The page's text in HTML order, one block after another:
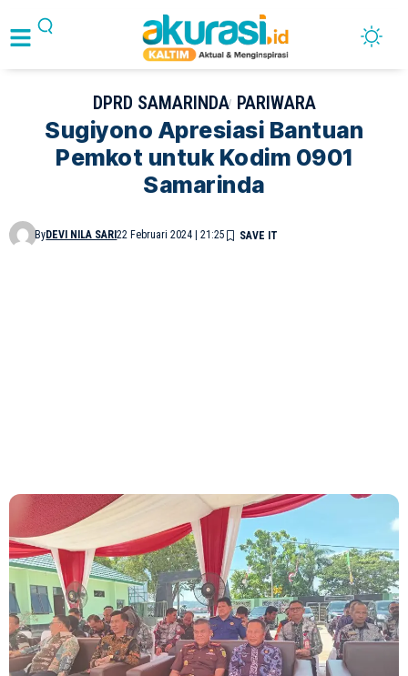
DPRD SAMARINDA PARIWARA
Sugiyono Apresiasi Bantuan
Pemkot untuk Kodim 0901
Samarinda
ByDEVI NILA SARI22 Februari 2024 | 21:25